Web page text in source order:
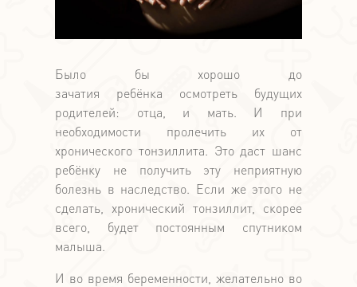
Было бы хорошо до
зачатия ребёнка осмотреть будущих
родителей: отца, и мать. И при
необходимости пролечить их от
хронического тонзиллита. Это даст шанс
ребёнку не получить эту неприятную
болезнь в наследство. Если же этого не
сделать, хронический тонзиллит, скорее
всего, будет постоянным спутником
малыша.
И во время беременности, желательно во